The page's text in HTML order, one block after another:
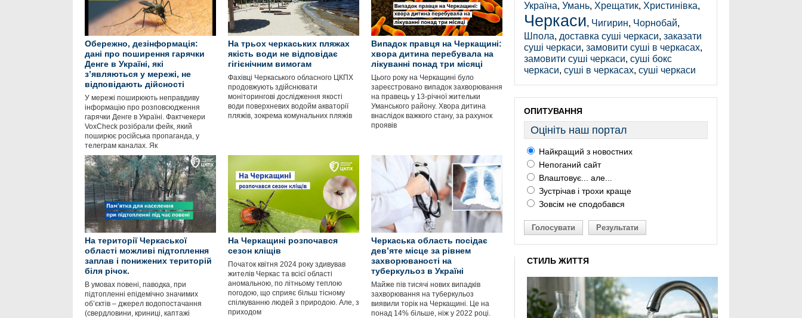
Обережно, дезінформація:
дані про поширення гарячки
Денге в Україні, які
зʼявляються у мережі, не
відповідають дійсності
У мережі поширюють неправдиву
інформацію про розповсюдження
гарячки Денге в Україні. Фактчекери
VoxCheck розібрали фейк, який
поширює російська пропаганда, у
телеграм каналах. Як
На трьох черкаських пляжах
якість води не відповідає
гігієнічним вимогам
Фахівці Черкаського обласного ЦКПХ
продовжують здійснювати
моніторингові дослідження якості
води поверхневих водойм акваторії
пляжів, зокрема комунальних пляжів
Випадок правця на Черкащині:
хвора дитина перебувала на
лікуванні понад три місяці
Цього року на Черкащині було
зареєстровано випадок захворювання
на правець у 13-річної жительки
Уманського району. Хвора дитина
внаслідок важкого стану, за рахунок
проявів
На території Черкаської
області можливі підтоплення
заплав і понижених територій
біля річок.
В умовах повені, паводка, при
підтопленні епідемічно значимих
об’єктів – джерел водопостачання
(свердловини, криниці, каптажі
На Черкащині розпочався
сезон кліщів
Початок квітня 2024 року здивував
жителів Черкас та всієї області
аномальною, по літньому теплою
погодою, що сприяє більш тісному
спілкуванню людей з природою. Але, з
приходом
Черкаська область посідає
девʼяте місце за рівнем
захворюваності на
туберкульоз в Україні
Майже пів тисячі нових випадків
захворювання на туберкульоз
виявили торік на Черкащині. Це на
понад 14% більше, ніж у 2022 році.
Україна, Умань, Хрещатик, Христинівка,
Черкаси, Чигирин, Чорнобай,
Шпола, доставка суші черкаси, заказати
суші черкаси, замовити суші в черкасах,
замовити суші черкаси, суші бокс
черкаси, суші в черкасах, суші черкаси
ОПИТУВАННЯ
Оцініть наш портал
Найкращий з новостних
Непоганий сайт
Влаштовує... але...
Зустрічав і трохи краще
Зовсім не сподобався
Голосувати Результати
СТИЛЬ ЖИТТЯ